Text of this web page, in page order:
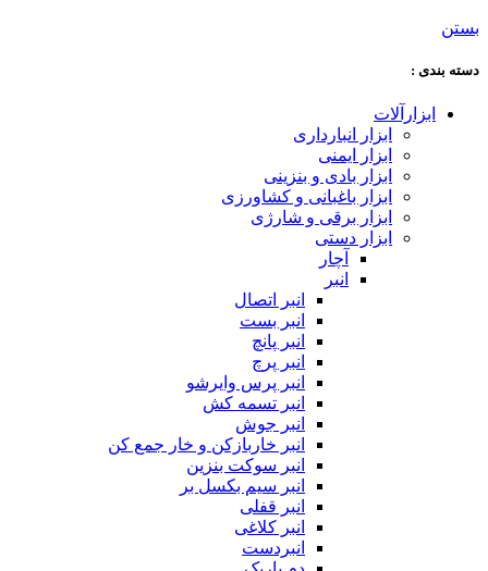
بستن
دسته‌ بندی :
ابزارآلات
ابزار انبارداری
ابزار ایمنی
ابزار بادی و بنزینی
ابزار باغبانی و کشاورزی
ابزار برقی و شارژی
ابزار دستی
آچار
انبر
انبر اتصال
انبر بست
انبر پانچ
انبر پرچ
انبر پرس وایرشو
انبر تسمه کش
انبر جوش
انبر خاربازکن و خار جمع کن
انبر سوکت بنزین
انبر سیم بکسل بر
انبر قفلی
انبر کلاغی
انبردست